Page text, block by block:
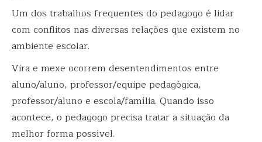
Um dos trabalhos frequentes do pedagogo é lidar
com conflitos nas diversas relações que existem no
ambiente escolar.
Vira e mexe ocorrem desentendimentos entre
aluno/aluno, professor/equipe pedagógica,
professor/aluno e escola/família. Quando isso
acontece, o pedagogo precisa tratar a situação da
melhor forma possível.